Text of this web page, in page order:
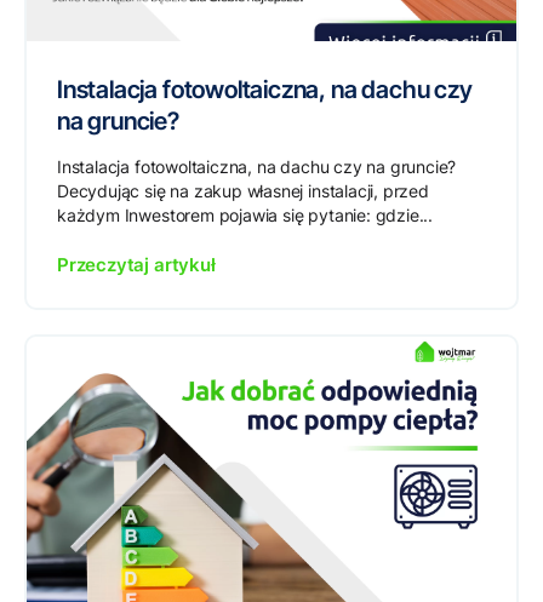
Instalacja fotowoltaiczna, na dachu czy
na gruncie?
Instalacja fotowoltaiczna, na dachu czy na gruncie?
Decydując się na zakup własnej instalacji, przed
każdym Inwestorem pojawia się pytanie: gdzie...
Przeczytaj artykuł